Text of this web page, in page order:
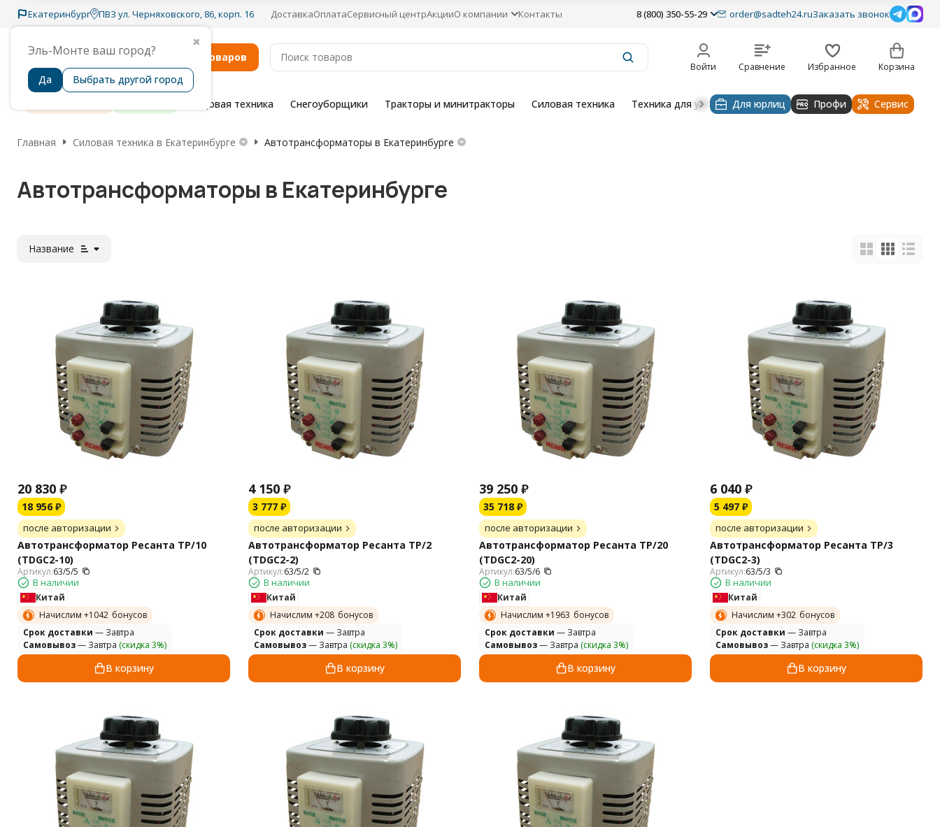
Екатеринбург
✖
Эль-Монте ваш город?
Да Выбрать другой город
ПВЗ ул. Черняховского, 86, корп. 16 ДоставкаОплатаСервисный центрАкцииО компании Контакты 8 (800) 350-55-29 order@sadteh24.ruЗаказать звонок
Каталог товаров
Войти Сравнение Избранное Корзина
Садовая техника Снегоуборщики Тракторы и минитракторы Силовая техника Техника для уборки Строительная техника
Для юрлиц Профи Сервис
Главная Силовая техника в Екатеринбурге Автотрансформаторы в Екатеринбурге
Автотрансформаторы в Екатеринбурге
Название
20 830 ₽
18 956 ₽
после авторизации
Автотрансформатор Ресанта ТР/10
(TDGC2-10)
Артикул:63/5/5
В наличии
Китай
Начислим +1042 бонусов
Cрок доставки — Завтра
Самовывоз— Завтра (скидка 3%)
В корзину
4 150 ₽
3 777 ₽
после авторизации
Автотрансформатор Ресанта ТР/2
(TDGC2-2)
Артикул:63/5/2
В наличии
Китай
Начислим +208 бонусов
Cрок доставки — Завтра
Самовывоз— Завтра (скидка 3%)
В корзину
39 250 ₽
35 718 ₽
после авторизации
Автотрансформатор Ресанта ТР/20
(TDGC2-20)
Артикул:63/5/6
В наличии
Китай
Начислим +1963 бонусов
Cрок доставки — Завтра
Самовывоз— Завтра (скидка 3%)
В корзину
6 040 ₽
5 497 ₽
после авторизации
Автотрансформатор Ресанта ТР/3
(TDGC2-3)
Артикул:63/5/3
В наличии
Китай
Начислим +302 бонусов
Cрок доставки — Завтра
Самовывоз— Завтра (скидка 3%)
В корзину